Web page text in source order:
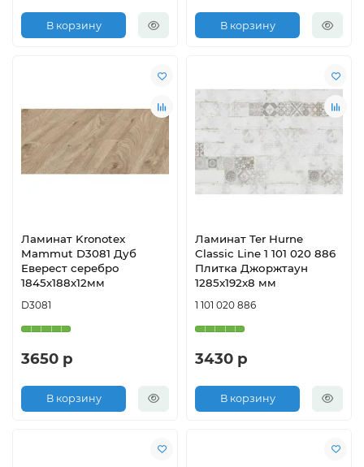
В корзину В корзину
Ламинат Kronotex
Mammut D3081 Дуб
Еверест серебро
1845х188х12мм
D3081
3650 р
В корзину
Ламинат Ter Hurne
Classic Line 1 101 020 886
Плитка Джоржтаун
1285x192x8 мм
1 101 020 886
3430 р
В корзину